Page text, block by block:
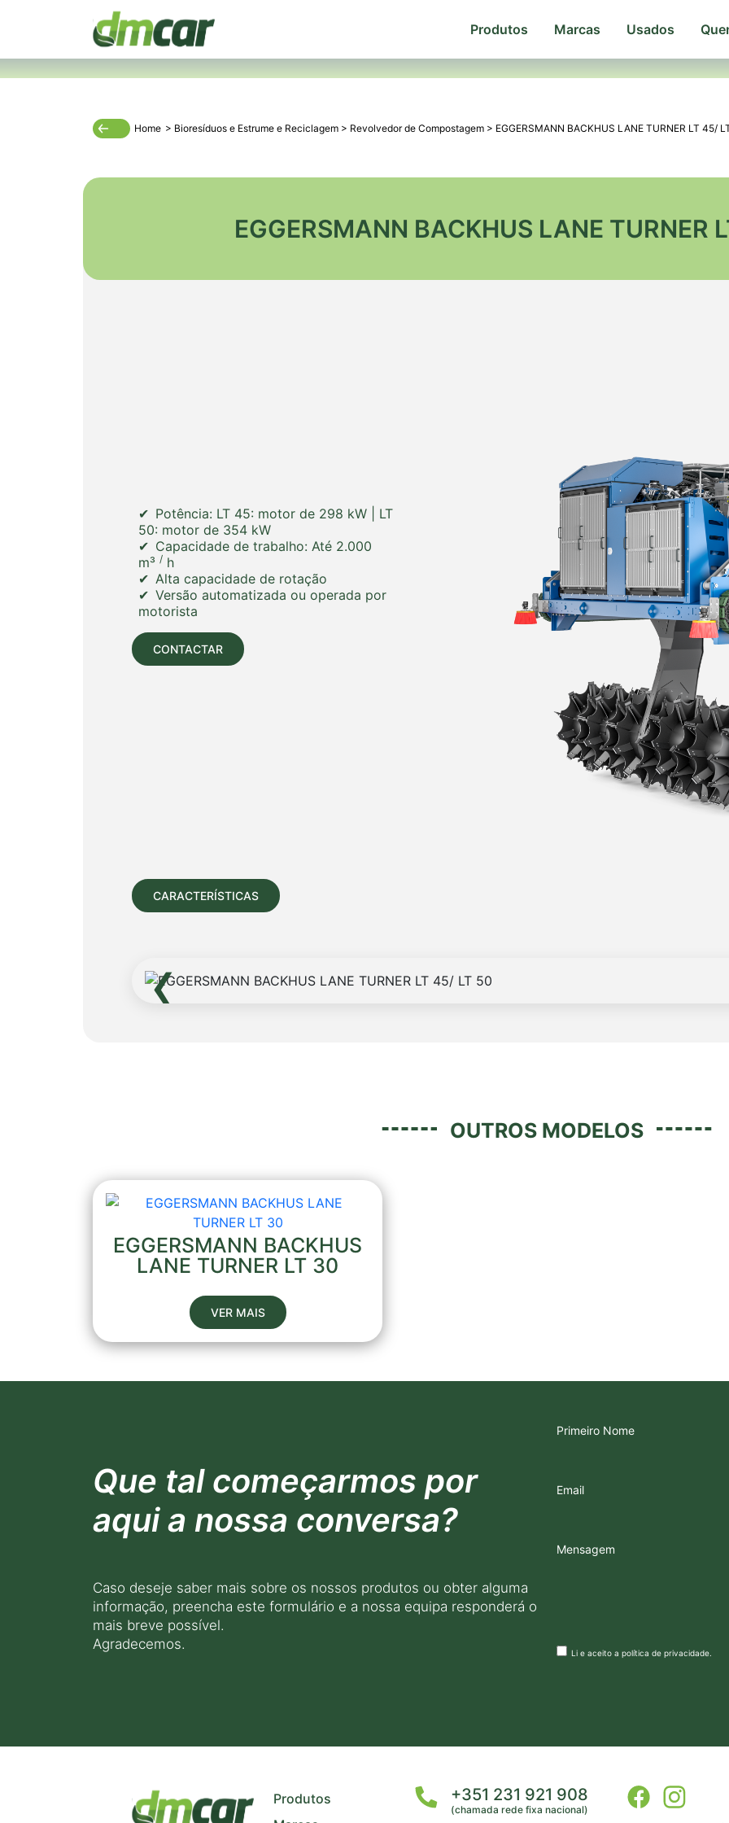
Produtos Marcas Usados
Home > Bioresíduos e Estrume e Reciclagem > Revolvedor de Compostagem > EGGERSMANN BACKHUS LANE TURNER LT 45/
EGGERSMANN BACKHUS LANE TURNER
Potência: LT 45: motor de 298 kW | LT
50: motor de 354 kW
Capacidade de trabalho: Até 2.000
m³ / h
Alta capacidade de rotação
Versão automatizada ou operada por
motorista
CONTACTAR
CARACTERÍSTICAS
‹
OUTROS MODELOS
EGGERSMANN BACKHUS
LANE TURNER LT 30
VER MAIS
Que tal começarmos por
aqui a nossa conversa?
Caso deseje saber mais sobre os nossos produtos ou obter alguma
informação, preencha este formulário e a nossa equipa responderá o
mais breve possível.
Agradecemos.
Primeiro Nome
Email
Mensagem
Li e aceito a política de privacidade
Produtos
+351 231 921 908
(chamada rede fixa nacional)